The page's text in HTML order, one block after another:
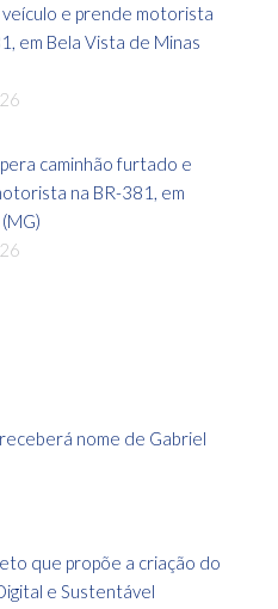
veículo e prende motorista
em Bela Vista de Minas
caminhão furtado e
na BR-381, em
nome de Gabriel
que propõe a criação do
e Sustentável